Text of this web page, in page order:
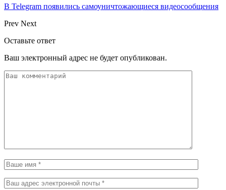
В Telegram появились самоуничтожающиеся видеосообщения
Prev Next
Оставьте ответ
Ваш электронный адрес не будет опубликован.